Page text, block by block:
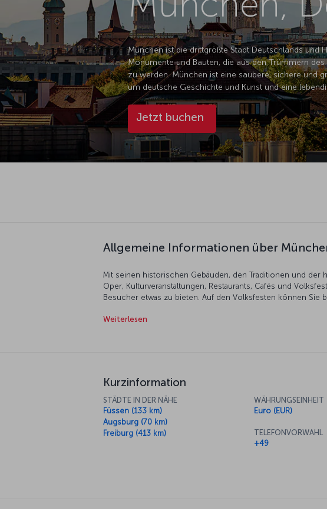
München ist die drittgrößte Stadt Deutschlands und
Monumente und Bauten, die aus den Trümmern
zu werden. München ist eine saubere, sichere und
um deutsche Geschichte und Kunst und eine
Jetzt buchen
Allgemeine Informationen über
Mit seinen historischen Gebäuden, den Traditionen und der
Oper, Kulturveranstaltungen, Restaurants, Cafés und
Besucher etwas zu bieten. Auf den Volksfesten können Sie
modernen und zeitgenössischen Kunst gewidmet, und an
Weiterlesen
Kurzinformation
STÄDTE IN DER NÄHE
Füssen (133 km)
Augsburg (70 km)
Freiburg (413 km)
WÄHRUNGSEINHEIT
Euro (EUR)
TELEFONVORWAHL
+49